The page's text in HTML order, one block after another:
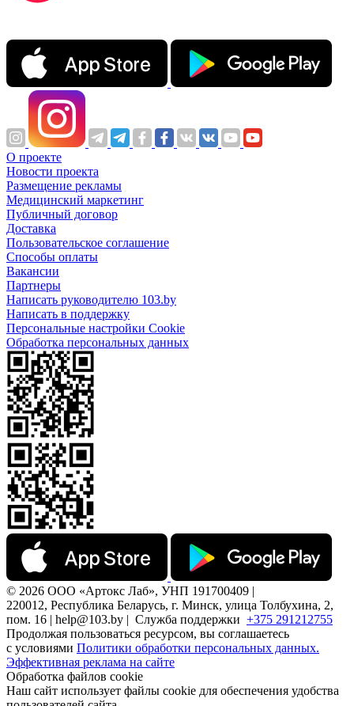
О проекте
Новости проекта
Размещение рекламы
Медицинский маркетинг
Публичный договор
Доставка
Пользовательское соглашение
Способы оплаты
Вакансии
Партнеры
Написать руководителю 103.by
Написать в поддержку
Персональные настройки Cookie
Обработка персональных данных
© 2026 ООО «Артокс Лаб», УНП 191700409 |
220012, Республика Беларусь, г. Минск, улица Толбухина, 2,
пом. 16 | help@103.by | Служба поддержки +375 291212755
Продолжая пользоваться ресурсом, вы соглашаетесь
с условиями Политики обработки персональных данных.
Эффективная реклама на сайте
Обработка файлов cookie
Наш сайт использует файлы cookie для обеспечения удобства